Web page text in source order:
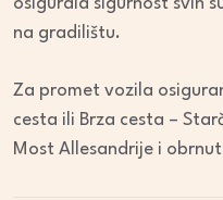
osigurala sigurnost svih
na gradilištu.
Za promet vozila
cesta ili Brza cesta –
Most Allesandrije i